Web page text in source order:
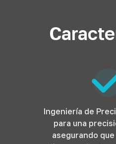
Ingeniería de
para una
asegurando